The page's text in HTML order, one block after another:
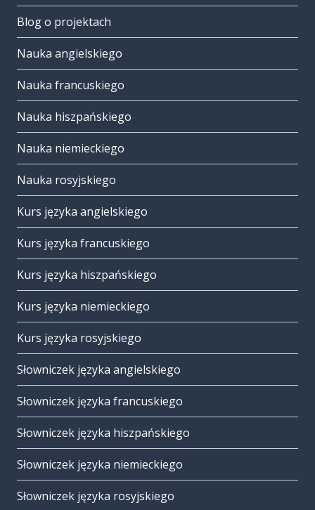
Blog o projektach
Nauka angielskiego
Nauka francuskiego
Nauka hiszpańskiego
Nauka niemieckiego
Nauka rosyjskiego
Kurs języka angielskiego
Kurs języka francuskiego
Kurs języka hiszpańskiego
Kurs języka niemieckiego
Kurs języka rosyjskiego
Słowniczek języka angielskiego
Słowniczek języka francuskiego
Słowniczek języka hiszpańskiego
Słowniczek języka niemieckiego
Słowniczek języka rosyjskiego